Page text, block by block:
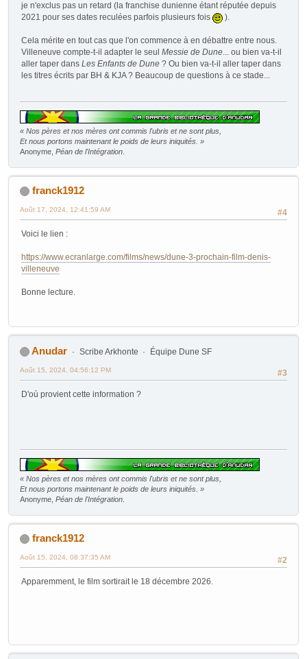
je n'exclus pas un retard (la franchise dunienne étant réputée depuis
2021 pour ses dates reculées parfois plusieurs fois
).
Cela mérite en tout cas que l'on commence à en débattre entre nous.
Villeneuve compte-t-il adapter le seul Messie de Dune... ou bien va-t-il
aller taper dans Les Enfants de Dune ? Ou bien va-t-il aller taper dans
les titres écrits par BH & KJA ? Beaucoup de questions à ce stade...
« Nos pères et nos mères ont commis l'ubris et ne sont plus,
Et nous portons maintenant le poids de leurs iniquités. »
Anonyme, Péan de l'Intégration
franck1912
#4
Août 17, 2024, 12:41:59 AM
Voici le lien :
https://www.ecranlarge.com/films/news/dune-3-prochain-film-denis-
villeneuve
Bonne lecture.
Anudar Scribe Arkhonte Équipe Dune SF
#3
Août 15, 2024, 04:56:12 PM
D'où provient cette information ?
« Nos pères et nos mères ont commis l'ubris et ne sont plus,
Et nous portons maintenant le poids de leurs iniquités. »
Anonyme, Péan de l'Intégration
franck1912
#2
Août 15, 2024, 08:37:35 AM
Apparemment, le film sortirait le 18 décembre 2026.